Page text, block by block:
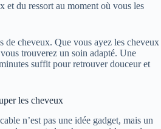
et du ressort au moment où vous les
de cheveux. Que vous ayez les cheveux
trouverez un soin adapté. Une
suffit pour retrouver douceur et
les cheveux
n’est pas une idée gadget, mais un